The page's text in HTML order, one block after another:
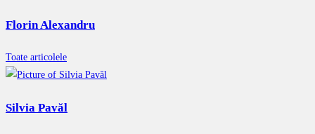
Florin Alexandru
Toate articolele
Silvia Pavăl